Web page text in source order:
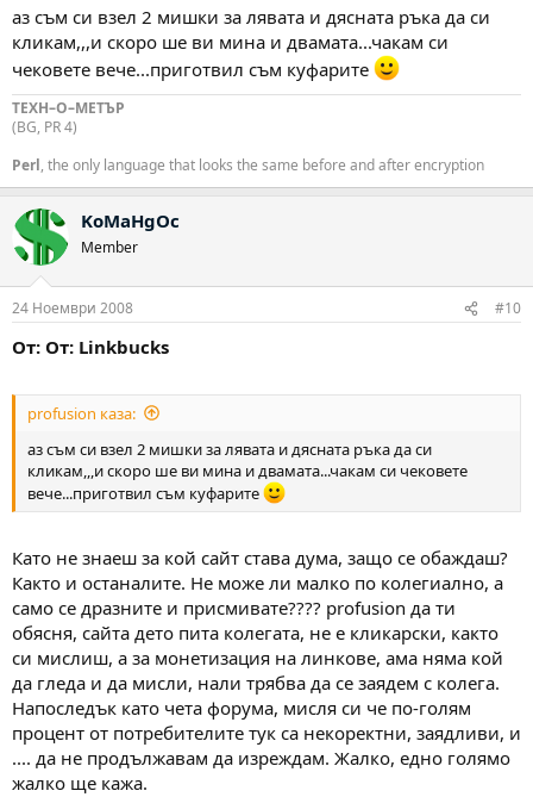
аз съм си взел 2 мишки за лявата и дясната ръка да си
кликам,,,и скоро ше ви мина и двамата...чакам си
чековете вече...приготвил съм куфарите
ТЕХН–О–МЕТЪР
(BG, PR 4)
Perl, the only language that looks the same before and after encryption
KoMaHgOc
Member
24 Ноември 2008 #10
От: От: Linkbucks
profusion каза:
аз съм си взел 2 мишки за лявата и дясната ръка да си
кликам,,,и скоро ше ви мина и двамата...чакам си чековете
вече...приготвил съм куфарите
Като не знаеш за кой сайт става дума, защо се обаждаш?
Както и останалите. Не може ли малко по колегиално, а
само се дразните и присмивате???? profusion да ти
обясня, сайта дето пита колегата, не е кликарски, както
си мислиш, а за монетизация на линкове, ама няма кой
да гледа и да мисли, нали трябва да се заядем с колега.
Напоследък като чета форума, мисля си че по-голям
процент от потребителите тук са некоректни, заядливи, и
.... да не продължавам да изреждам. Жалко, едно голямо
жалко ще кажа.